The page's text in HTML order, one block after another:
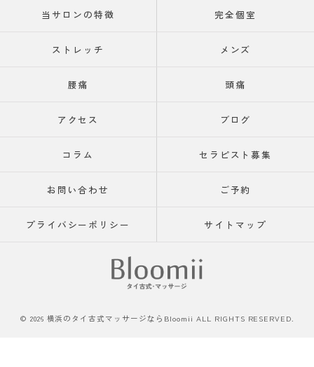
当サロンの特徴 完全個室
ストレッチ メンズ
腰痛 頭痛
アクセス ブログ
コラム セラピスト募集
お問い合わせ ご予約
プライバシーポリシー サイトマップ
© 2026 横浜のタイ古式マッサージならBloomii ALL RIGHTS RESERVED.